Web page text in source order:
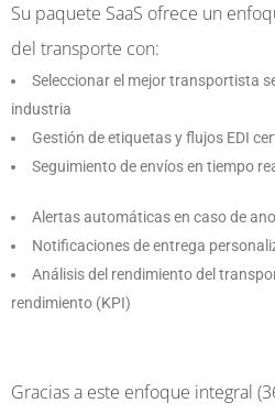
Su paquete SaaS ofrece un
del transporte con:
Seleccionar el mejor transportista
industria
Gestión de etiquetas y flujos EDI
Seguimiento de envíos en tiempo
Alertas automáticas en caso de
Notificaciones de entrega
Análisis del rendimiento del
rendimiento (KPI)
Gracias a este enfoque integral